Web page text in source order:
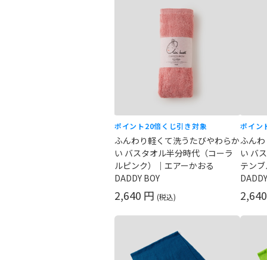
ポイント20倍くじ引き対象
ふんわり軽くて洗うたびやわらか
い バスタオル半分時代（コーラ
ルピンク）｜エアーかおる
DADDY BOY
2,640 円 (税込)
ポイン
ふん
い バ
テン